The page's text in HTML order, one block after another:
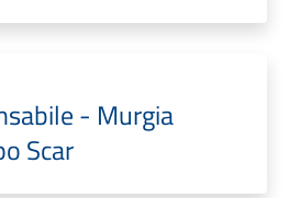
- Murgia
Scar